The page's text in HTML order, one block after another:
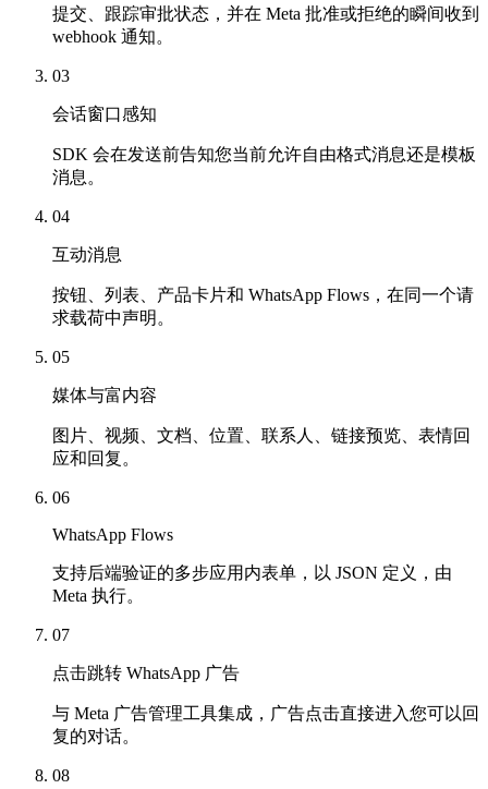
提交、跟踪审批状态，并在 Meta 批准或拒绝的瞬间收到
webhook 通知。
03
会话窗口感知
SDK 会在发送前告知您当前允许自由格式消息还是模板
消息。
04
互动消息
按钮、列表、产品卡片和 WhatsApp Flows，在同一个请
求载荷中声明。
05
媒体与富内容
图片、视频、文档、位置、联系人、链接预览、表情回
应和回复。
06
WhatsApp Flows
支持后端验证的多步应用内表单，以 JSON 定义，由
Meta 执行。
07
点击跳转 WhatsApp 广告
与 Meta 广告管理工具集成，广告点击直接进入您可以回
复的对话。
08